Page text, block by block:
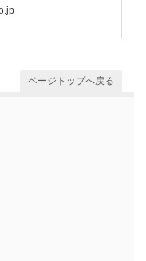
ページトップへ戻る